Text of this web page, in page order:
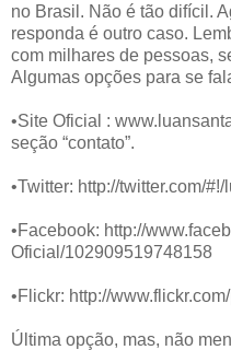
no Brasil. Não é tão difícil.
responda é outro caso.
com milhares de pessoas,
Algumas opções para se
•Site Oficial :
seção “contato”.
•Twitter: http://twitter.com/
•Facebook: http://
Oficial/102909519748158
•Flickr: http://
Última opção, mas, não